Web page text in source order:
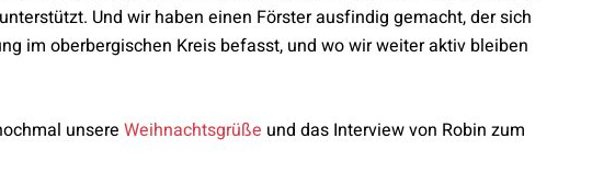
Und wir haben einen Förster ausfindig gemacht, der sich
im oberbergischen Kreis befasst, und wo wir weiter aktiv bleiben
unsere Weihnachtsgrüße und das Interview von Robin zum